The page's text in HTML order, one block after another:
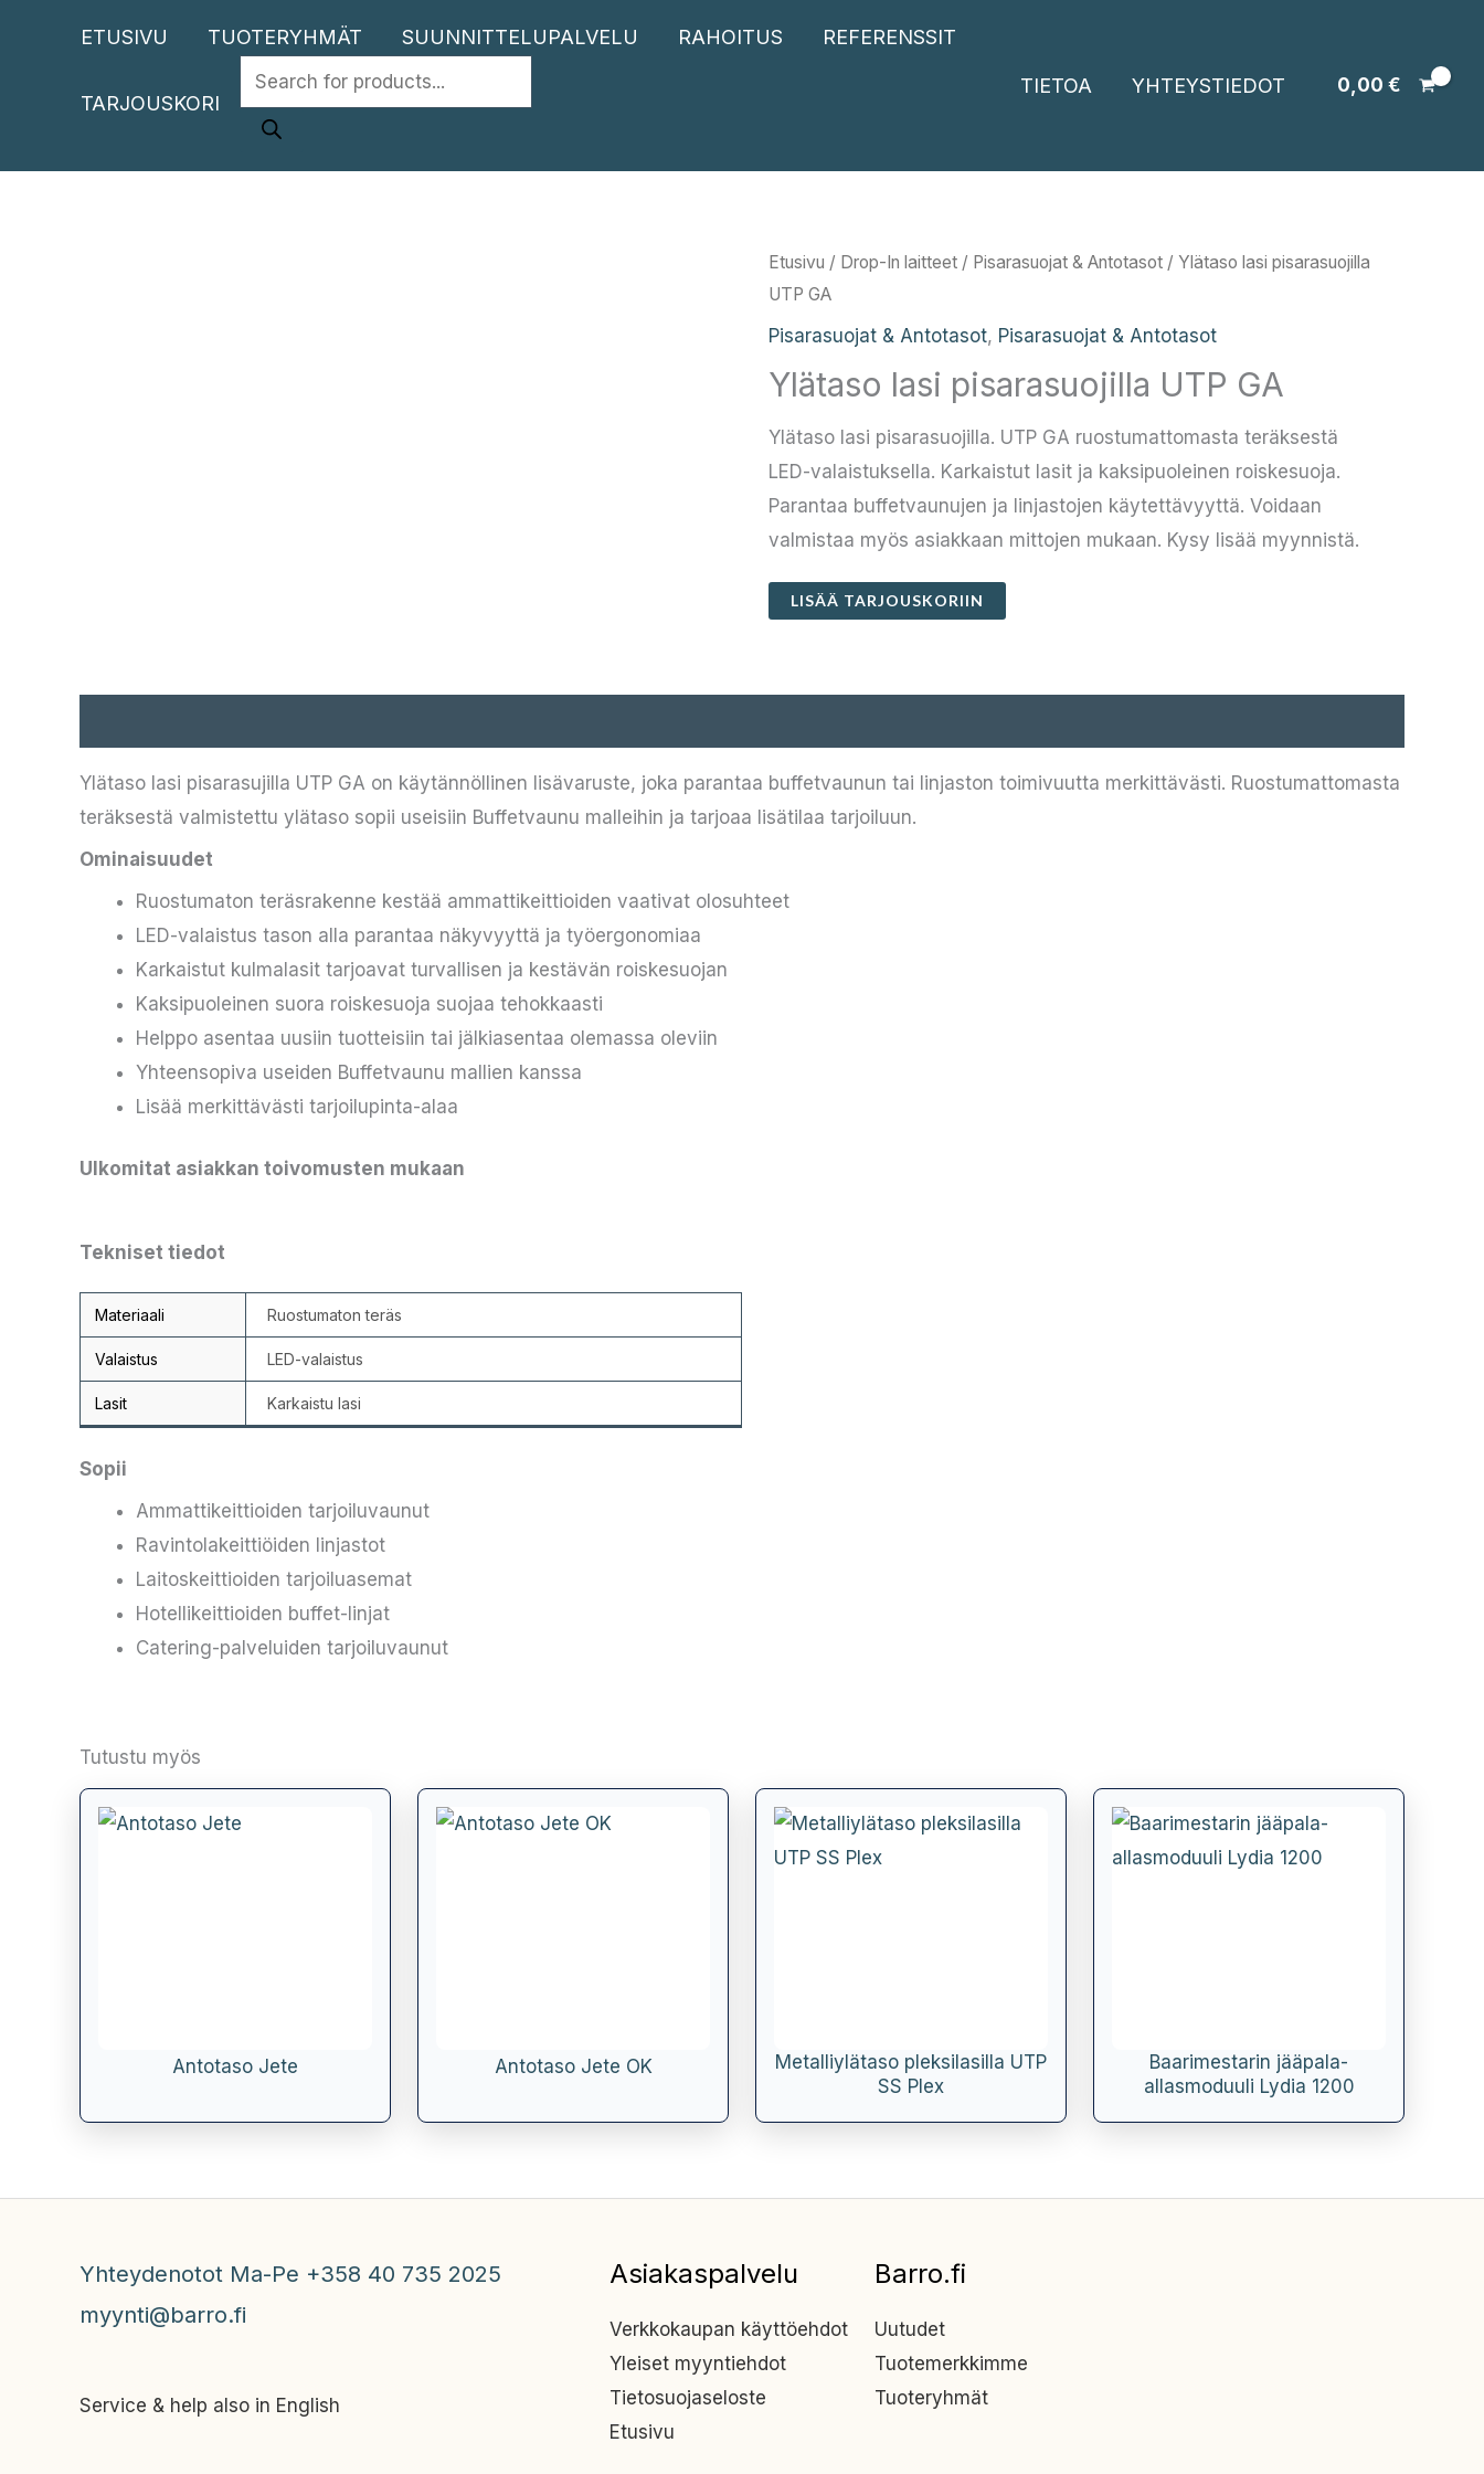
ETUSIVU TUOTERYHMÄT SUUNNITTELUPALVELU RAHOITUS REFERENSSIT
TARJOUSKORI
PRODUCTS
SEARCH
TIETOA YHTEYSTIEDOT 0,00 €
Etusivu / Drop-In laitteet / Pisarasuojat & Antotasot / Ylätaso lasi pisarasuojilla
UTP GA
Pisarasuojat & Antotasot, Pisarasuojat & Antotasot
Ylätaso lasi pisarasuojilla UTP GA
Ylätaso lasi pisarasuojilla. UTP GA ruostumattomasta teräksestä
LED-valaistuksella. Karkaistut lasit ja kaksipuoleinen roiskesuoja.
Parantaa buffetvaunujen ja linjastojen käytettävyyttä. Voidaan
valmistaa myös asiakkaan mittojen mukaan. Kysy lisää myynnistä.
LISÄÄ TARJOUSKORIIN
Ylätaso lasi pisarasujilla UTP GA on käytännöllinen lisävaruste, joka parantaa buffetvaunun tai linjaston toimivuutta merkittävästi. Ruostumattomasta
teräksestä valmistettu ylätaso sopii useisiin Buffetvaunu malleihin ja tarjoaa lisätilaa tarjoiluun.
Ominaisuudet
Ruostumaton teräsrakenne kestää ammattikeittioiden vaativat olosuhteet
LED-valaistus tason alla parantaa näkyvyyttä ja työergonomiaa
Karkaistut kulmalasit tarjoavat turvallisen ja kestävän roiskesuojan
Kaksipuoleinen suora roiskesuoja suojaa tehokkaasti
Helppo asentaa uusiin tuotteisiin tai jälkiasentaa olemassa oleviin
Yhteensopiva useiden Buffetvaunu mallien kanssa
Lisää merkittävästi tarjoilupinta-alaa
Ulkomitat asiakkan toivomusten mukaan
Tekniset tiedot
Materiaali Ruostumaton teräs
Valaistus LED-valaistus
Lasit Karkaistu lasi
Sopii
Ammattikeittioiden tarjoiluvaunut
Ravintolakeittiöiden linjastot
Laitoskeittioiden tarjoiluasemat
Hotellikeittioiden buffet-linjat
Catering-palveluiden tarjoiluvaunut
Tutustu myös
Antotaso Jete Antotaso Jete OK
Metalliylätaso pleksilasilla UTP
SS Plex
Baarimestarin jääpala-
allasmoduuli Lydia 1200
Yhteydenotot Ma-Pe +358 40 735 2025
myynti@barro.fi
Service & help also in English
Asiakaspalvelu
Verkkokaupan käyttöehdot
Yleiset myyntiehdot
Tietosuojaseloste
Etusivu
Barro.fi
Uutudet
Tuotemerkkimme
Tuoteryhmät